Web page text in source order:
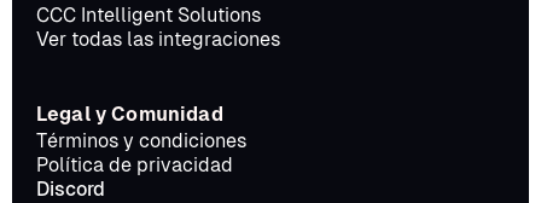
CCC Intelligent Solutions
Ver todas las integraciones
Legal y Comunidad
Términos y condiciones
Política de privacidad
Discord